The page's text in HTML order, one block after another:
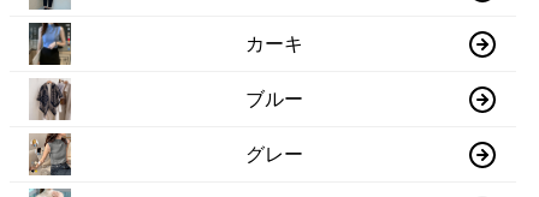
カーキ
ブルー
グレー